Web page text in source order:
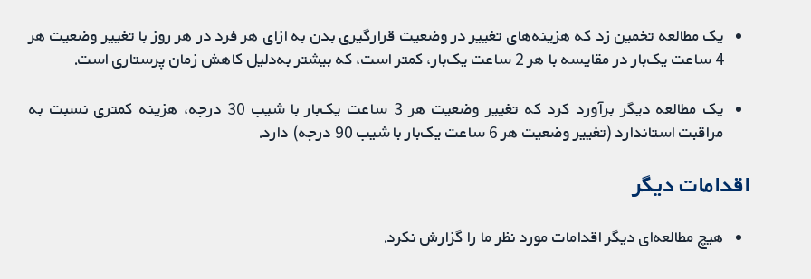
یک مطالعه تخمین زد که هزینه‌های تغییر در وضعیت قرارگیری بدن به ازای هر فرد در هر روز با تغییر وضعیت هر
4 ساعت یک‌بار در مقایسه با هر 2 ساعت یک‌بار، کمتر است، که بیشتر به‌دلیل کاهش زمان پرستاری است.
یک مطالعه دیگر برآورد کرد که تغییر وضعیت هر 3 ساعت یک‌بار با شیب 30 درجه، هزینه کمتری نسبت به
مراقبت استاندارد (تغییر وضعیت هر 6 ساعت یک‌بار با شیب 90 درجه) دارد.
اقدامات دیگر
هیچ مطالعه‌ای دیگر اقدامات مورد نظر ما را گزارش نکرد.